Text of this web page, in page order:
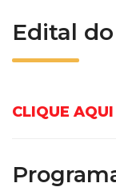
Edital
CLIQUE